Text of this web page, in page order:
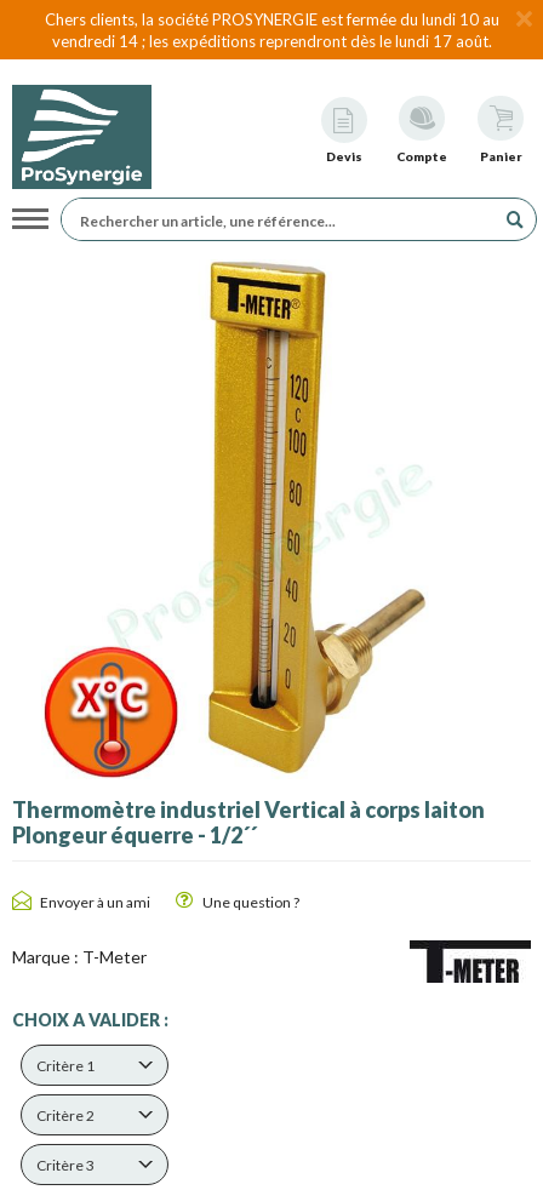
Chers clients, la société PROSYNERGIE est fermée du lundi 10 au
vendredi 14 ; les expéditions reprendront dès le lundi 17 août.
Devis Compte Panier
Navigation
Thermomètre industriel Vertical à corps laiton
Plongeur équerre - 1/2´´
Envoyer à un ami Une question ?
Marque : T-Meter
CHOIX A VALIDER :
Critère 1
Critère 2
Critère 3